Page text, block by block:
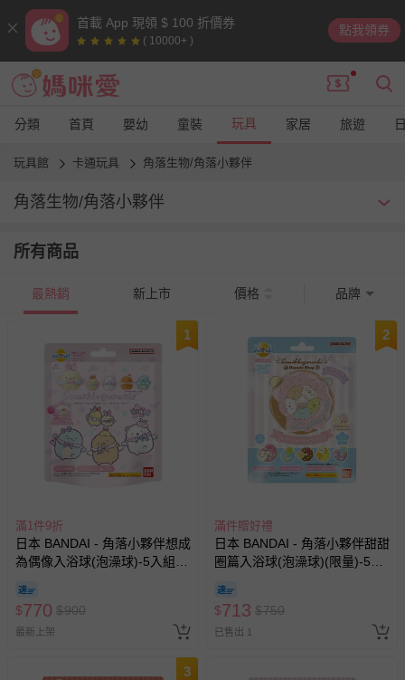
首載 App 現領 $ 100 折價券
( 10000+ )
點我領券
分類 首頁 嬰幼 童裝 玩具 家居 旅遊
玩具館 卡通玩具 角落生物/角落小夥伴
角落生物/角落小夥伴
的可愛設定，讓編媽也忍不住深陷其魅力！這次帶來多種可愛的主
在生活各個角落，打造日系萌生活～
所有商品
最熱銷 新上市 價格 品牌
1
滿1件9折
日本 BANDAI - 角落小夥伴想成
為偶像入浴球(泡澡球)-5入組
$770 $900
最新上架
2
滿件贈好禮
日本 BANDAI - 角落小夥伴甜甜
圈篇入浴球(泡澡球)(限量)-5入
$713 $750
已售出 1
3